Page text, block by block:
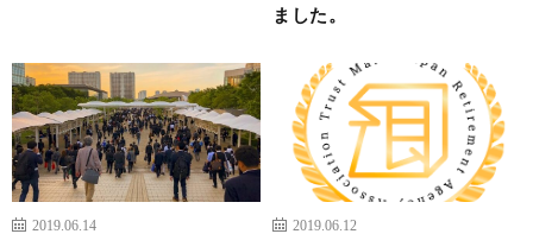
ました。
2019.06.14 2019.06.12